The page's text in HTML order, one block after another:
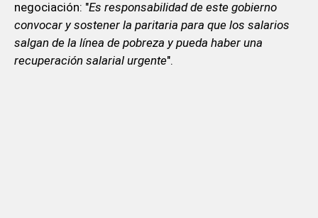
negociación: "Es responsabilidad de este gobierno
convocar y sostener la paritaria para que los salarios
salgan de la línea de pobreza y pueda haber una
recuperación salarial urgente".